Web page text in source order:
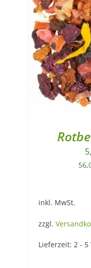
inkl. MwSt.
zzgl.
Lieferzeit: 2 - 5